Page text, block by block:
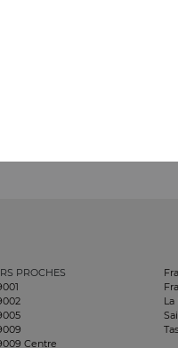
PROCHES
Centre